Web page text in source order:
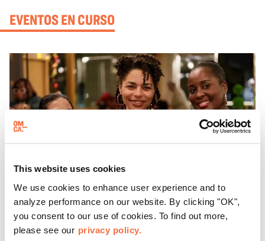
This website uses cookies
We use cookies to enhance user experience and to
analyze performance on our website. By clicking "OK",
you consent to our use of cookies. To find out more,
please see our privacy policy.
EVENTOS EN CURSO